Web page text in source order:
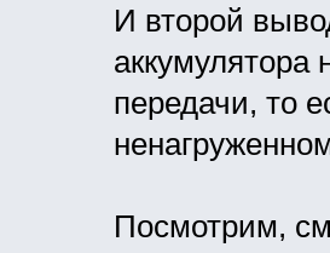
И второй
аккумулятора
передачи, то
Посмотрим,